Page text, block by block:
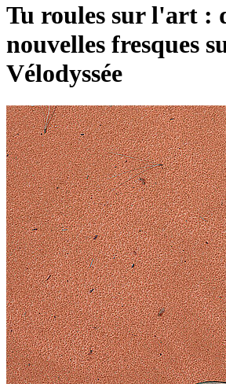
Tu roules sur l'art :
nouvelles fresques
Vélodyssée